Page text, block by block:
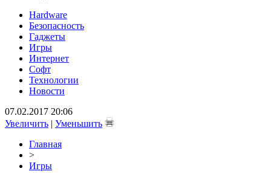
Hardware
Безопасность
Гаджеты
Игры
Интернет
Софт
Технологии
Новости
07.02.2017 20:06
Увеличить | Уменьшить
Главная
>
Игры